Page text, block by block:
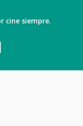
cine siempre.